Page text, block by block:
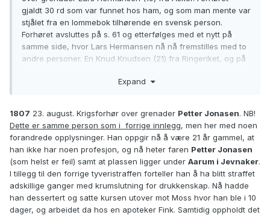
gjaldt 30 rd som var funnet hos ham, og som man mente var
stjålet fra en lommebok tilhørende en svensk person.
Forhøret avsluttes på s. 61 og etterfølges med et nytt på
samme side, hvor Lars Hermansen nå nå fremstilles med to
andre personer. En Knud Knudsen (21) fra Ringeriket, og på
Jonas Haavoldsen
vervet seg til regimentet oppholdt seg hos sine foreldre som
bebodde og brukte plassenCantomunder gården Holum i
Jevnaker. Forhøret avsluttes og tas opp igjen på s. 63 og
går til s. 65 hvor det går over til å bli en krigsrett. Dom på s.
67 over alle tre, hvor de for første gangs begått tyveri
dømmes til å gå hver for seg 4 ganger spissrot gjennom 200
mann, erstatte en for alle og alle for en de resterende av de
stjålne penger og betale alle sakens omkostninger.
Expand
1807 23. august. Krigsforhør over grenader Petter Jonasen. NB!
Dette er samme person som i forrige innlegg, men her med noen
forandrede opplysninger. Han oppgir nå å være 21 år gammel, at
han ikke har noen profesjon, og nå heter faren Petter Jonasen
(som helst er feil) samt at plassen ligger under Aarum i Jevnaker.
I tillegg til den forrige tyveristraffen forteller han å ha blitt straffet
adskillige ganger med krumslutning for drukkenskap. Nå hadde
han dessertert og satte kursen utover mot Moss hvor han ble i 10
dager, og arbeidet da hos en apoteker Fink. Samtidig oppholdt det